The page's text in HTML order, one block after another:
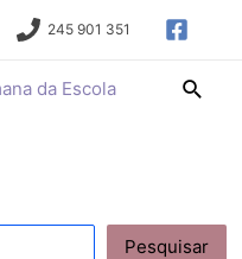
245 901 351
da Escola
Pesquisar